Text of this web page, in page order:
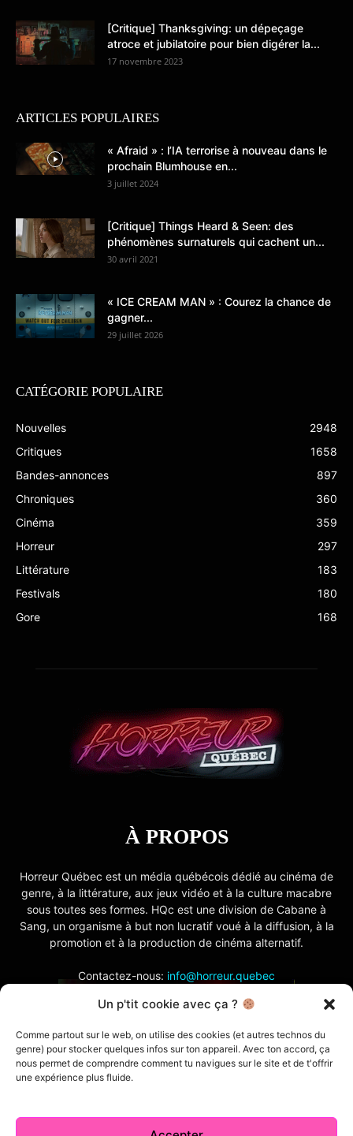
Un p'tit cookie avec ça ?
Comme partout sur le web, on utilise des cookies (et autres technos du
genre) pour stocker quelques infos sur ton appareil. Avec ton accord, ça
nous permet de comprendre comment tu navigues sur le site et de t'offrir
une expérience plus fluide.
[Critique] Thanksgiving: un dépeçage
atroce et jubilatoire pour bien digérer la...
17 novembre 2023
ARTICLES POPULAIRES
« Afraid » : l’IA terrorise à nouveau dans le
prochain Blumhouse en...
3 juillet 2024
[Critique] Things Heard & Seen: des
phénomènes surnaturels qui cachent un...
30 avril 2021
« ICE CREAM MAN » : Courez la chance de
gagner...
29 juillet 2026
CATÉGORIE POPULAIRE
Nouvelles
2948
Critiques
1658
Bandes-annonces
897
Chroniques
360
Cinéma
359
Horreur
297
Littérature
183
Festivals
180
Gore
168
À PROPOS
Horreur Québec est un média québécois dédié au cinéma de
genre, à la littérature, aux jeux vidéo et à la culture macabre
sous toutes ses formes. HQc est une division de Cabane à
Sang, un organisme à but non lucratif voué à la diffusion, à la
promotion et à la production de cinéma alternatif.
Contactez-nous: info@horreur.quebec
SUIVEZ NOUS